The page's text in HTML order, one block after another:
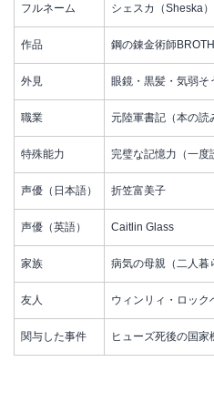
フルネーム シェスカ（Sheska）
作品 鋼の錬金術師
外見 眼鏡・黒髪・気弱そ
職業 元陸軍書記（本の読
特殊能力 完璧な記憶力（一度
声優（日本語） 折笠富美子
声優（英語） Caitlin Glass
家族 病気の母親（二人暮
友人 ウィンリィ・ロック
関与した事件 ヒューズ死後の国家